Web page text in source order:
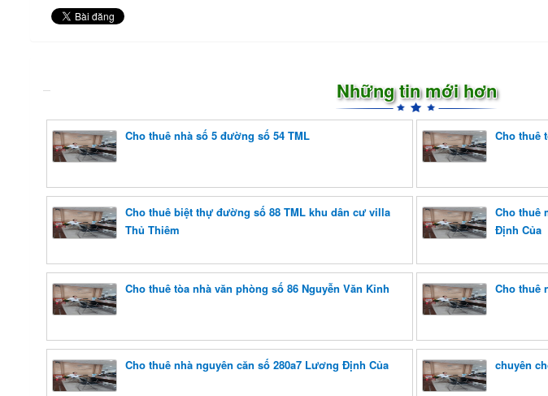
Những tin mới hơn
Cho thuê nhà số 5 đường số 54 TML Cho thuê
Cho thuê biệt thự đường số 88 TML khu dân cư villa
Thủ Thiêm
Cho thuê
Định Của
Cho thuê tòa nhà văn phòng số 86 Nguyễn Văn Kỉnh Cho thuê
Cho thuê nhà nguyên căn số 280a7 Lương Định Của chuyên